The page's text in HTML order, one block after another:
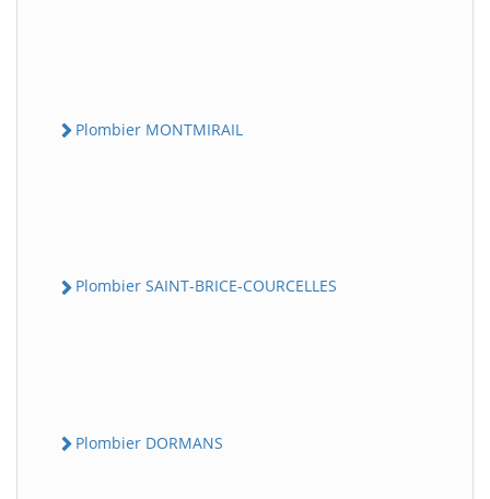
Plombier MONTMIRAIL
Plombier SAINT-BRICE-COURCELLES
Plombier DORMANS